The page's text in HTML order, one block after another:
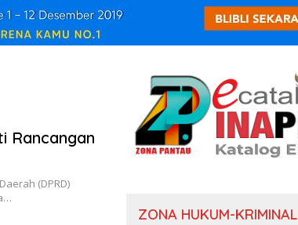
Rancangan
(DPRD)
ZONA HUKUM-KRIMINAL